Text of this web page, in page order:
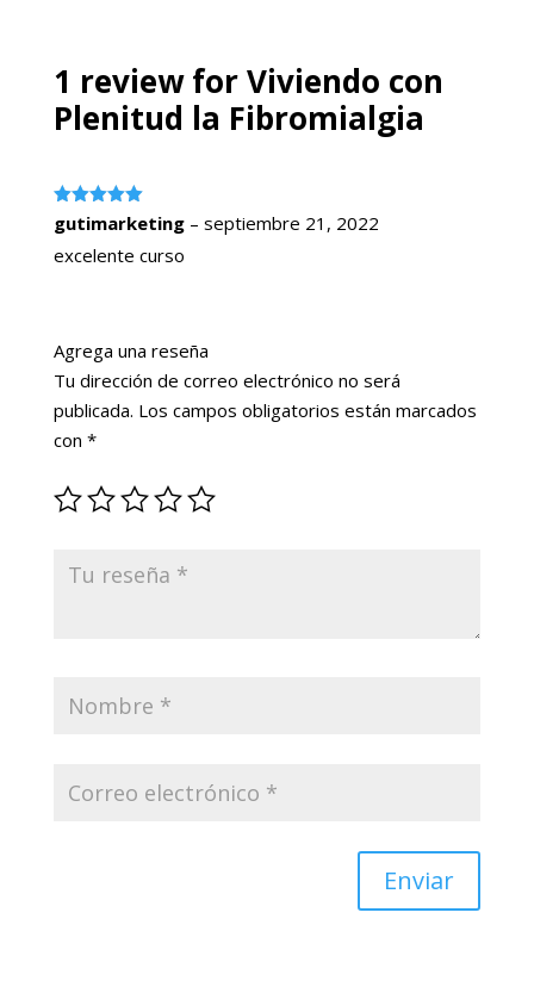
1 review forViviendo con
Plenitud la Fibromialgia
Valorado
con5de 5
gutimarketing – septiembre 21, 2022
excelente curso
Agrega una reseña
Tu dirección de correo electrónico no será
publicada. Los campos obligatorios están marcados
con *
Enviar